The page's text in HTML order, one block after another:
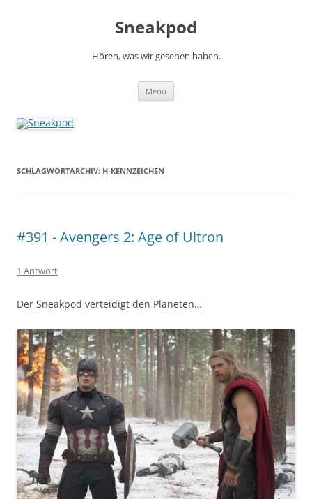
Sneakpod
Hören, was wir gesehen haben.
Menü
SCHLAGWORTARCHIV: H-KENNZEICHEN
#391 - Avengers 2: Age of Ultron
1 Antwort
Der Sneakpod verteidigt den Planeten…